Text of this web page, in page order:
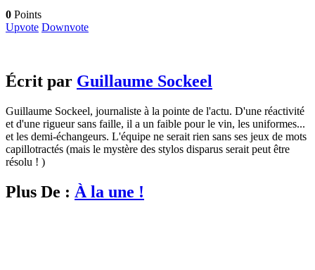
0 Points
Upvote Downvote
Écrit par Guillaume Sockeel
Guillaume Sockeel, journaliste à la pointe de l'actu. D'une réactivité
et d'une rigueur sans faille, il a un faible pour le vin, les uniformes...
et les demi-échangeurs. L'équipe ne serait rien sans ses jeux de mots
capillotractés (mais le mystère des stylos disparus serait peut être
résolu ! )
Plus De : À la une !